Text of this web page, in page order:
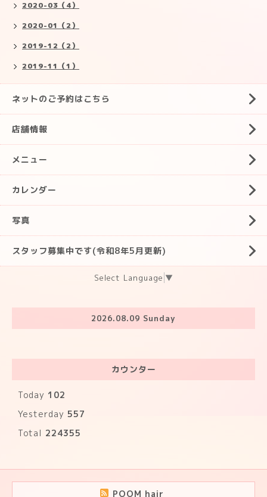
2020-03（4）
2020-01（2）
2019-12（2）
2019-11（1）
ネットのご予約はこちら
店舗情報
メニュー
カレンダー
写真
スタッフ募集中です(令和8年5月更新)
Select Language ▼
2026.08.09 Sunday
カウンター
Today 102
Yesterday 557
Total 224355
POOM hair